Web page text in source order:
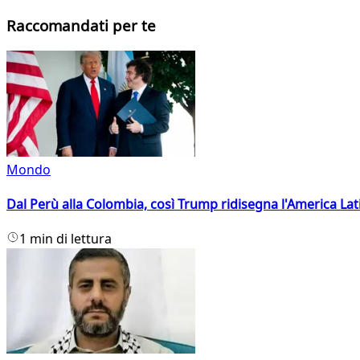
Raccomandati per te
Mondo
Dal Perù alla Colombia, così Trump ridisegna l'America
1 min di lettura